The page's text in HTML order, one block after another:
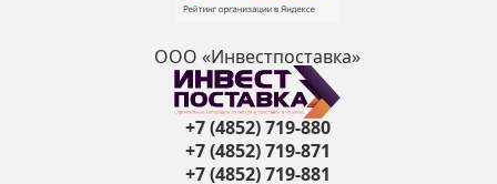
ООО «Инвестпоставка»
+7 (4852) 719-880
+7 (4852) 719-871
+7 (4852) 719-881